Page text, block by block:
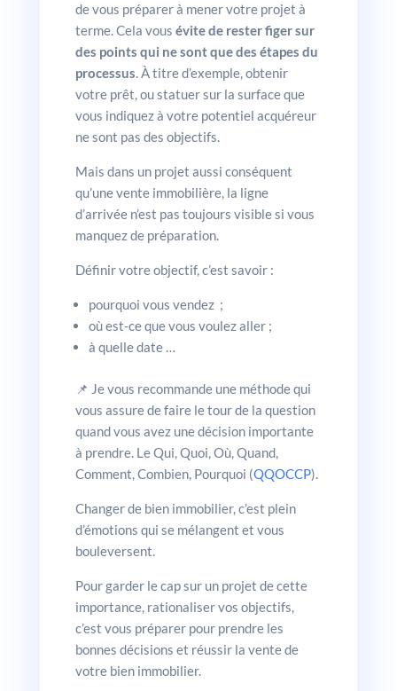
de vous préparer à mener votre projet à
terme. Cela vous évite de rester figer sur
des points qui ne sont que des étapes du
processus. À titre d’exemple, obtenir
votre prêt, ou statuer sur la surface que
vous indiquez à votre potentiel acquéreur
ne sont pas des objectifs.
Mais dans un projet aussi conséquent
qu’une vente immobilière, la ligne
d’arrivée n’est pas toujours visible si vous
manquez de préparation.
Définir votre objectif, c’est savoir :
pourquoi vous vendez ;
où est-ce que vous voulez aller ;
à quelle date …
📌 Je vous recommande une méthode qui
vous assure de faire le tour de la question
quand vous avez une décision importante
à prendre. Le Qui, Quoi, Où, Quand,
Comment, Combien, Pourquoi (QQOCCP).
Changer de bien immobilier, c’est plein
d’émotions qui se mélangent et vous
bouleversent.
Pour garder le cap sur un projet de cette
importance, rationaliser vos objectifs,
c’est vous préparer pour prendre les
bonnes décisions et réussir la vente de
votre bien immobilier.